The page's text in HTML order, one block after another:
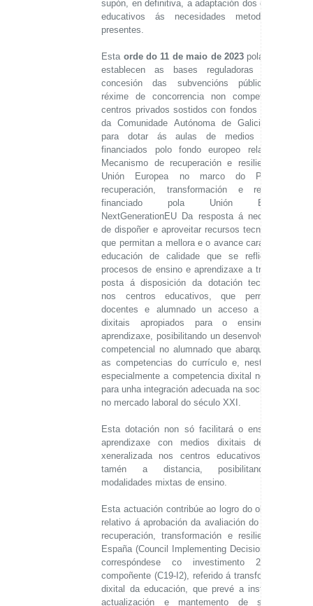
supón, en definitiva, a adaptación dos espazos
educativos ás necesidades metodolóxicas
presentes.
Esta orde do 11 de maio de 2023 pola que se
establecen as bases reguladoras para a
concesión das subvencións públicas, en
réxime de concorrencia non competitiva, a
centros privados sostidos con fondos públicos
da Comunidade Autónoma de Galicia, sirve
para dotar ás aulas de medios dixitais,
financiados polo fondo europeo relativo ao
Mecanismo de recuperación e resiliencia da
Unión Europea no marco do Plan de
recuperación, transformación e resiliencia
financiado pola Unión Europea-
NextGenerationEU Da resposta á necesidade
de dispoñer e aproveitar recursos tecnolóxicos
que permitan a mellora e o avance cara a unha
educación de calidade que se reflicta nos
procesos de ensino e aprendizaxe a través da
posta á disposición da dotación tecnolóxica
nos centros educativos, que permitan a
docentes e alumnado un acceso a medios
dixitais apropiados para o ensino e a
aprendizaxe, posibilitando un desenvolvemento
competencial no alumnado que abarque todas
as competencias do currículo e, neste caso,
especialmente a competencia dixital necesaria
para unha integración adecuada na sociedade e
no mercado laboral do século XXI.
Esta dotación non só facilitará o ensino e a
aprendizaxe con medios dixitais de forma
xeneralizada nos centros educativos, senón
tamén a distancia, posibilitando as
modalidades mixtas de ensino.
Esta actuación contribúe ao logro do obxectivo
relativo á aprobación da avaliación do Plan de
recuperación, transformación e resiliencia de
España (Council Implementing Decision-CID) e
correspóndese co investimento 2 deste
compoñente (C19-I2), referido á transformación
dixital da educación, que prevé a instalación,
actualización e mantemento de sistemas